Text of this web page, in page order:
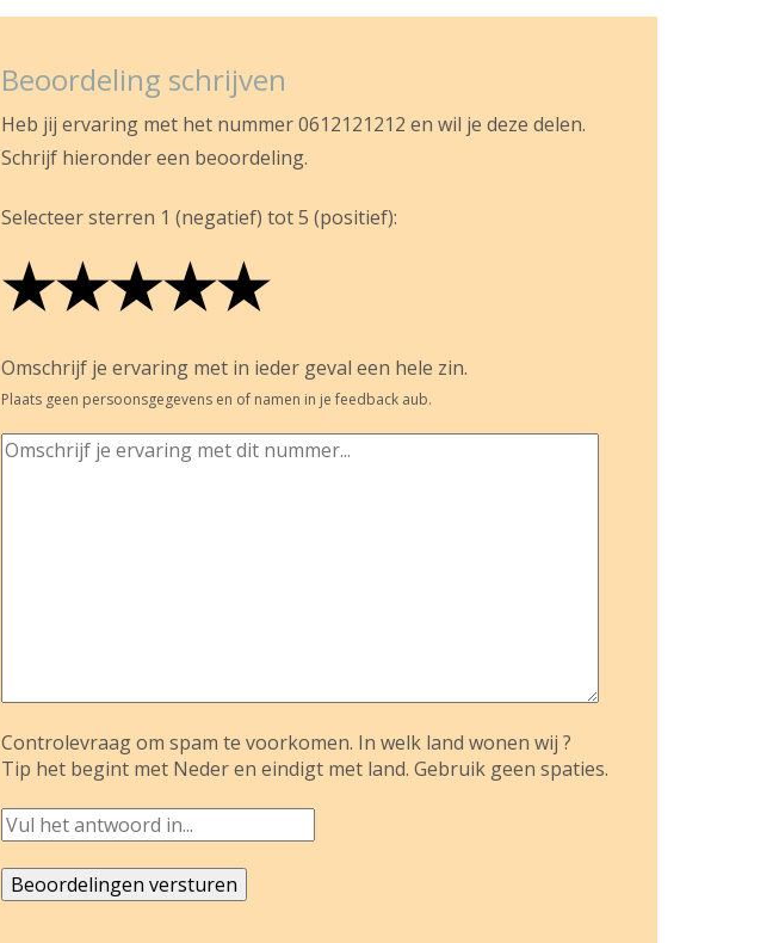
Beoordeling schrijven
Heb jij ervaring met het nummer 0612121212 en wil je deze delen.
Schrijf hieronder een beoordeling.
Selecteer sterren 1 (negatief) tot 5 (positief):
★
★★
★★★
★★★★
★★★★★
Omschrijf je ervaring met in ieder geval een hele zin.
Plaats geen persoonsgegevens en of namen in je feedback aub.
Controlevraag om spam te voorkomen. In welk land wonen wij ?
Tip het begint met Neder en eindigt met land. Gebruik geen spaties.